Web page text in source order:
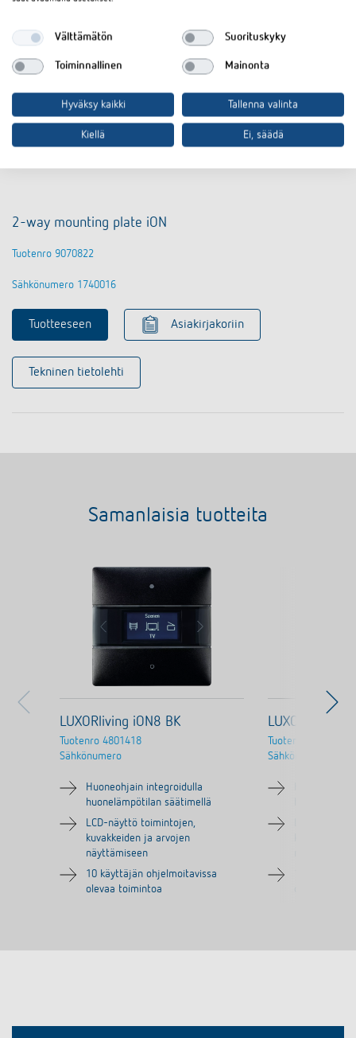
2-way mounting plate iON
Tuotenro 9070822
Sähkönumero 1740016
Tuotteeseen Asiakirjakoriin
Tekninen tietolehti
Samanlaisia tuotteita
LUXORliving iON8 BK
Tuotenro 4801418
Sähkönumero
Huoneohjain integroidulla
huonelämpötilan säätimellä
LCD-näyttö toimintojen,
kuvakkeiden ja arvojen
näyttämiseen
10 käyttäjän ohjelmoitavissa
olevaa toimintoa
LUXORliving
Tuotenro
Sähkönumero
Välttämätön Suorituskyky
Toiminnallinen Mainonta
Hyväksy kaikki Tallenna valinta
Kiellä Ei, säädä